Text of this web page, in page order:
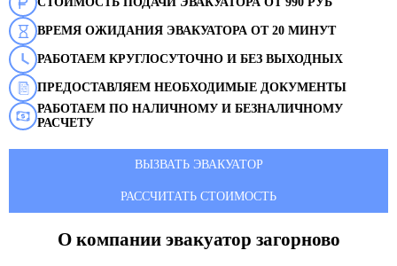
ВРЕМЯ ОЖИДАНИЯ ЭВАКУАТОРА ОТ 20 МИНУТ
РАБОТАЕМ КРУГЛОСУТОЧНО И БЕЗ ВЫХОДНЫХ
ПРЕДОСТАВЛЯЕМ НЕОБХОДИМЫЕ ДОКУМЕНТЫ
РАБОТАЕМ ПО НАЛИЧНОМУ И БЕЗНАЛИЧНОМУ
РАСЧЕТУ
ВЫЗВАТЬ ЭВАКУАТОР
РАССЧИТАТЬ СТОИМОСТЬ
О компании эвакуатор загорново